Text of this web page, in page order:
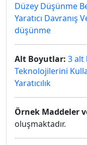
Düzey Düşünme
Yaratıcı Davranış
düşünme
Alt Boyutlar: 3 alt
Teknolojilerini
Yaratıcılık
Örnek Maddeler
oluşmaktadır.